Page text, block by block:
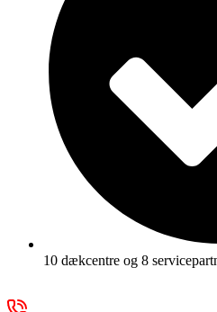
10 dækcentre og 8